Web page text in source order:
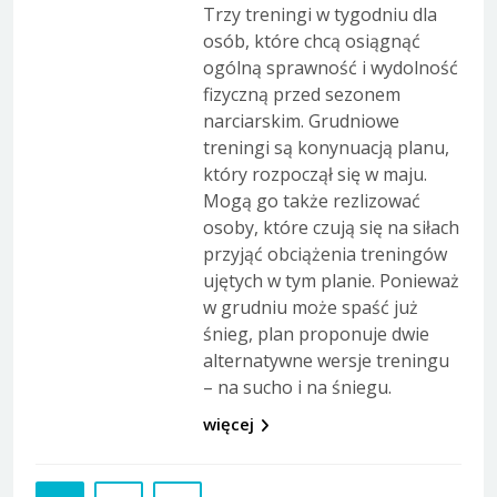
Trzy treningi w tygodniu dla
osób, które chcą osiągnąć
ogólną sprawność i wydolność
fizyczną przed sezonem
narciarskim. Grudniowe
treningi są konynuacją planu,
który rozpoczął się w maju.
Mogą go także rezlizować
osoby, które czują się na siłach
przyjąć obciążenia treningów
ujętych w tym planie. Ponieważ
w grudniu może spaść już
śnieg, plan proponuje dwie
alternatywne wersje treningu
– na sucho i na śniegu.
więcej